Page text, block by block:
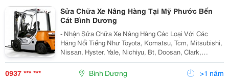
Sửa Chữa Xe Nâng Hàng Tại Mỹ Phước Bến
Cát Bình Dương
- Nhận Sửa Chữa Xe Nâng Hàng Các Loại Với Các
Hãng Nổi Tiếng Như Toyota, Komatsu, Tcm, Mitsubishi,
Nissan, Hyster, Yale, Nichiyu, Bt, Doosan, Clark,
Hyundai........... - Bảo Trì Bảo Dưỡng Định Kỳ Dài Hạn. -
Cung Cấp Phụ Tùng Chính H
0937 *** *** Bình Dương >1 năm